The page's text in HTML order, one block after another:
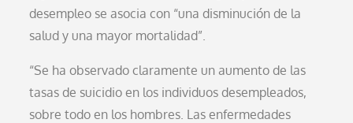
desempleo se asocia con “una disminución de la
salud y una mayor mortalidad”.
“Se ha observado claramente un aumento de las
tasas de suicidio en los individuos desempleados,
sobre todo en los hombres. Las enfermedades